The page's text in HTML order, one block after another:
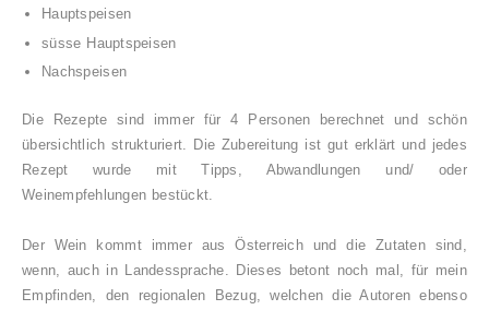
Hauptspeisen
süsse Hauptspeisen
Nachspeisen
Die Rezepte sind immer für 4 Personen berechnet und schön
übersichtlich strukturiert. Die Zubereitung ist gut erklärt und jedes
Rezept wurde mit Tipps, Abwandlungen und/ oder
Weinempfehlungen bestückt.
Der Wein kommt immer aus Österreich und die Zutaten sind,
wenn, auch in Landessprache. Dieses betont noch mal, für mein
Empfinden, den regionalen Bezug, welchen die Autoren ebenso